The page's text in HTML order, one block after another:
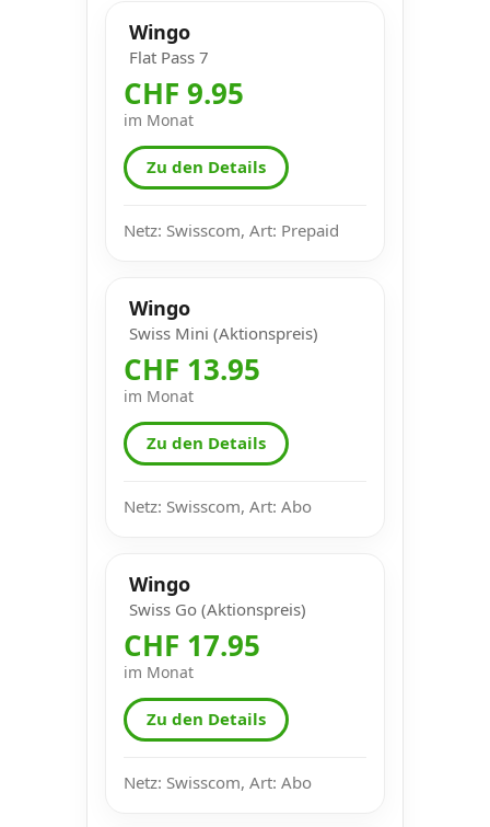
Wingo
Flat Pass 7
CHF 9.95
im Monat
Zu den Details
Netz: Swisscom, Art: Prepaid
Wingo
Swiss Mini (Aktionspreis)
CHF 13.95
im Monat
Zu den Details
Netz: Swisscom, Art: Abo
Wingo
Swiss Go (Aktionspreis)
CHF 17.95
im Monat
Zu den Details
Netz: Swisscom, Art: Abo